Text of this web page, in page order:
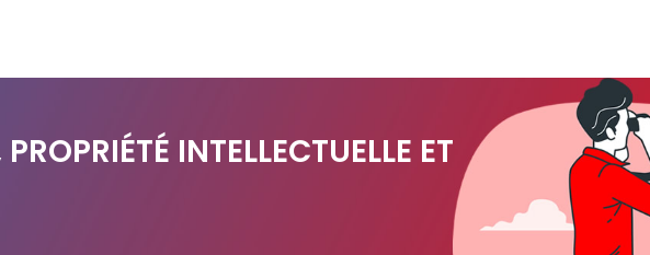
INTELLECTUELLE ET